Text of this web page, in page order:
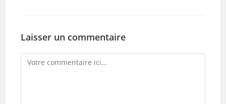
Laisser un commentaire
Comment